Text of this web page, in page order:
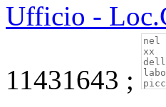
Ufficio -
11431643 ;